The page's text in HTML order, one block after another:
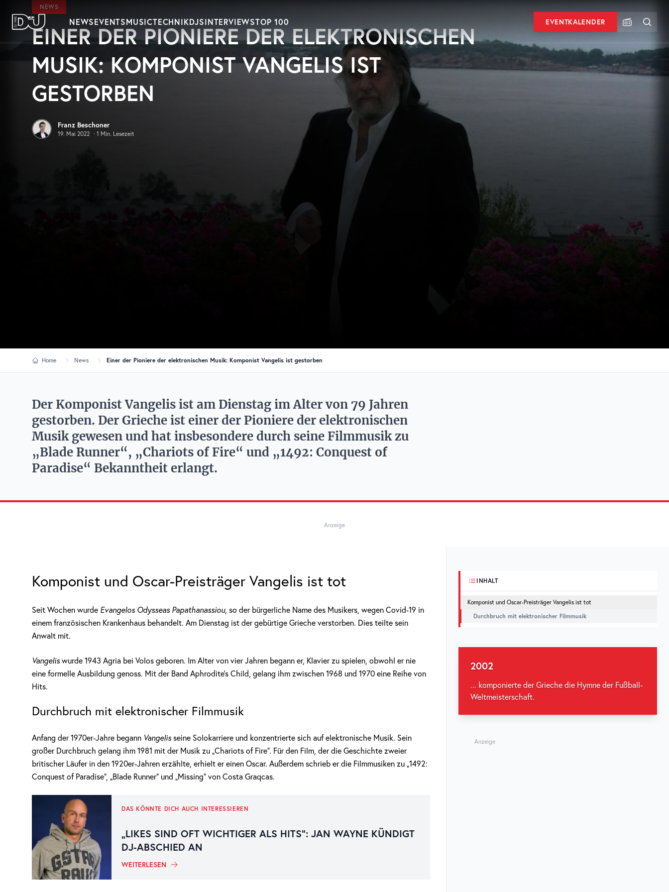
Zum Hauptinhalt springen
DJ Mag Germany
NEWSEVENTSMUSICTECHNIKDJSINTERVIEWSTOP 100 EVENTKALENDER
NEWS
EINER DER PIONIERE DER ELEKTRONISCHEN
MUSIK: KOMPONIST VANGELIS IST
GESTORBEN
Franz Beschoner
19. Mai 2022 · 1 Min. Lesezeit
Home News Einer der Pioniere der elektronischen Musik: Komponist Vangelis ist gestorben
Der Komponist Vangelis ist am Dienstag im Alter von 79 Jahren
gestorben. Der Grieche ist einer der Pioniere der elektronischen
Musik gewesen und hat insbesondere durch seine Filmmusik zu
„Blade Runner“, „Chariots of Fire“ und „1492: Conquest of
Paradise“ Bekanntheit erlangt.
Anzeige
Komponist und Oscar-Preisträger Vangelis ist tot
Seit Wochen wurde Evangelos Odysseas Papathanassiou, so der bürgerliche Name des Musikers, wegen Covid-19 in
einem französischen Krankenhaus behandelt. Am Dienstag ist der gebürtige Grieche verstorben. Dies teilte sein
Anwalt mit.
Vangeliswurde 1943 Agria bei Volos geboren. Im Alter von vier Jahren begann er, Klavier zu spielen, obwohl er nie
eine formelle Ausbildung genoss. Mit der Band Aphrodite’s Child, gelang ihm zwischen 1968 und 1970 eine Reihe von
Hits.
Durchbruch mit elektronischer Filmmusik
Anfang der 1970er-Jahre begann Vangelisseine Solokarriere und konzentrierte sich auf elektronische Musik. Sein
großer Durchbruch gelang ihm 1981 mit der Musik zu „Chariots of Fire“. Für den Film, der die Geschichte zweier
britischer Läufer in den 1920er-Jahren erzählte, erhielt er einen Oscar. Außerdem schrieb er die Filmmusiken zu „1492:
Conquest of Paradise“, „Blade Runner“ und „Missing“ von Costa Graqcas.
DAS KÖNNTE DICH AUCH INTERESSIEREN
„LIKES SIND OFT WICHTIGER ALS HITS“: JAN WAYNE KÜNDIGT
DJ-ABSCHIED AN
WEITERLESEN
INHALT
Komponist und Oscar-Preisträger Vangelis ist tot
Durchbruch mit elektronischer Filmmusik
2002
... komponierte der Grieche die Hymne der Fußball-
Weltmeisterschaft.
Anzeige